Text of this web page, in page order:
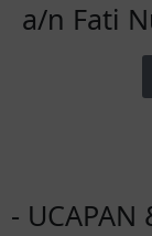
a/n Fati
- UCAPAN